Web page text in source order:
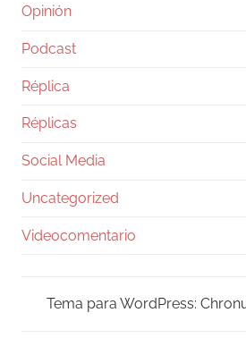
Opinión
Podcast
Réplica
Réplicas
Social Media
Uncategorized
Videocomentario
Tema para WordPress: